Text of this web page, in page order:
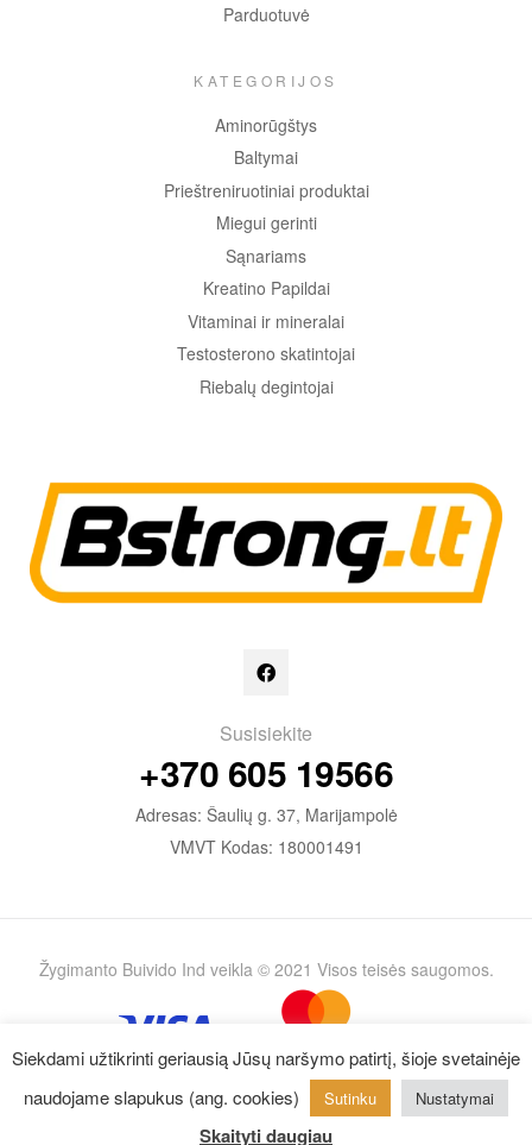
Susisiekite
+370 605 19566
Adresas: Šaulių g. 37, Marijampolė
VMVT Kodas: 180001491
Parduotuvė
KATEGORIJOS
Aminorūgštys
Baltymai
Prieštreniruotiniai produktai
Miegui gerinti
Sąnariams
Kreatino Papildai
Vitaminai ir mineralai
Testosterono skatintojai
Riebalų degintojai
Žygimanto Buivido Ind veikla © 2021 Visos teisės saugomos.
0
Siekdami užtikrinti geriausią Jūsų naršymo patirtį, šioje svetainėje
naudojame slapukus (ang. cookies)
Sutinku Nustatymai
Skaityti daugiau